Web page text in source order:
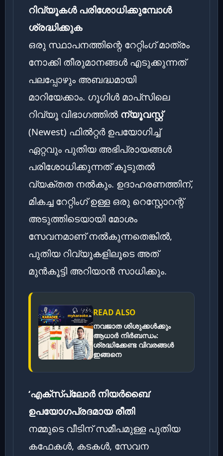
റിവ്യൂകൾ പരിശോധിക്കുമ്പോൾ
ശ്രദ്ധിക്കുക
ഒരു സ്ഥാപനത്തിന്റെ റേറ്റിംഗ് മാത്രം
നോക്കി തീരുമാനങ്ങൾ എടുക്കുന്നത്
പലപ്പോഴും അബദ്ധമായി
മാറിയേക്കാം. ഗൂഗിൾ മാപ്‌സിലെ
റിവ്യൂ വിഭാഗത്തിൽ ന്യൂവസ്റ്റ്
(Newest) ഫിൽറ്റർ ഉപയോഗിച്ച്
ഏറ്റവും പുതിയ അഭിപ്രായങ്ങൾ
പരിശോധിക്കുന്നത് കൂടുതൽ
വ്യക്തത നൽകും. ഉദാഹരണത്തിന്,
മികച്ച റേറ്റിംഗ് ഉള്ള ഒരു റെസ്റ്റോറന്റ്
അടുത്തിടെയായി മോശം
സേവനമാണ് നൽകുന്നതെങ്കിൽ,
പുതിയ റിവ്യൂകളിലൂടെ അത്
മുൻകൂട്ടി അറിയാൻ സാധിക്കും.
READ ALSO
നവജാത ശിശുക്കള്‍ക്കും
ആധാര്‍ നിര്‍ബന്ധം:
ശ്രദ്ധിക്കേണ്ട വിവരങ്ങള്‍
ഇങ്ങനെ
‘എക്‌സ്‌പ്ലോർ നിയർബൈ’
ഉപയോഗപ്രദമായ രീതി
നമ്മുടെ വീടിന് സമീപമുള്ള പുതിയ
കഫേകൾ, കടകൾ, സേവന